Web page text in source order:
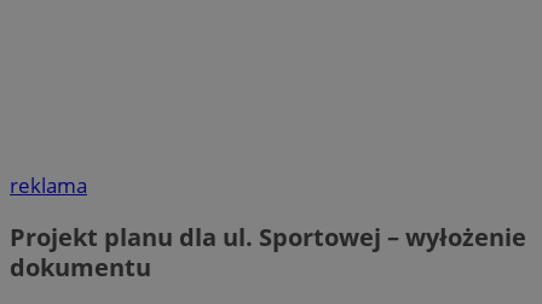
reklama
Projekt planu dla ul. Sportowej – wyłożenie
dokumentu